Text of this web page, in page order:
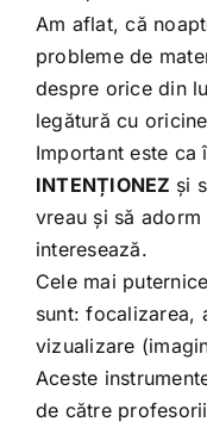
Am aflat, că
probleme de
despre orice din
legătură cu
Important este ca
INTENȚIONEZ și
vreau și să
interesează.
Cele mai
sunt: focalizarea,
vizualizare
Aceste
de către